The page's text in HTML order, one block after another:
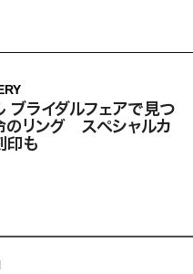
ブライダルフェアで見つ
のリング スペシャルカ
印も